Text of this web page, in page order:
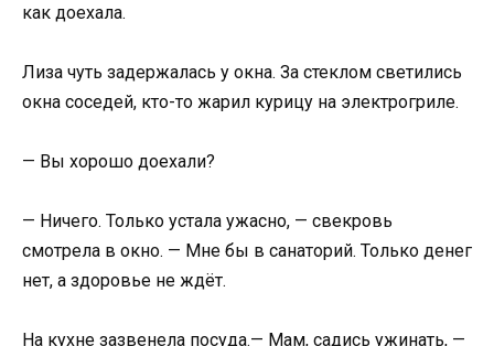
как доехала.
Лиза чуть задержалась у окна. За стеклом светились
окна соседей, кто-то жарил курицу на электрогриле.
— Вы хорошо доехали?
— Ничего. Только устала ужасно, — свекровь
смотрела в окно. — Мне бы в санаторий. Только денег
нет, а здоровье не ждёт.
На кухне зазвенела посуда.— Мам, садись ужинать, —